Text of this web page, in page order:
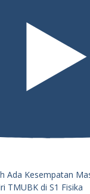
Ada Kesempatan
TMUBK di S1 Fisika